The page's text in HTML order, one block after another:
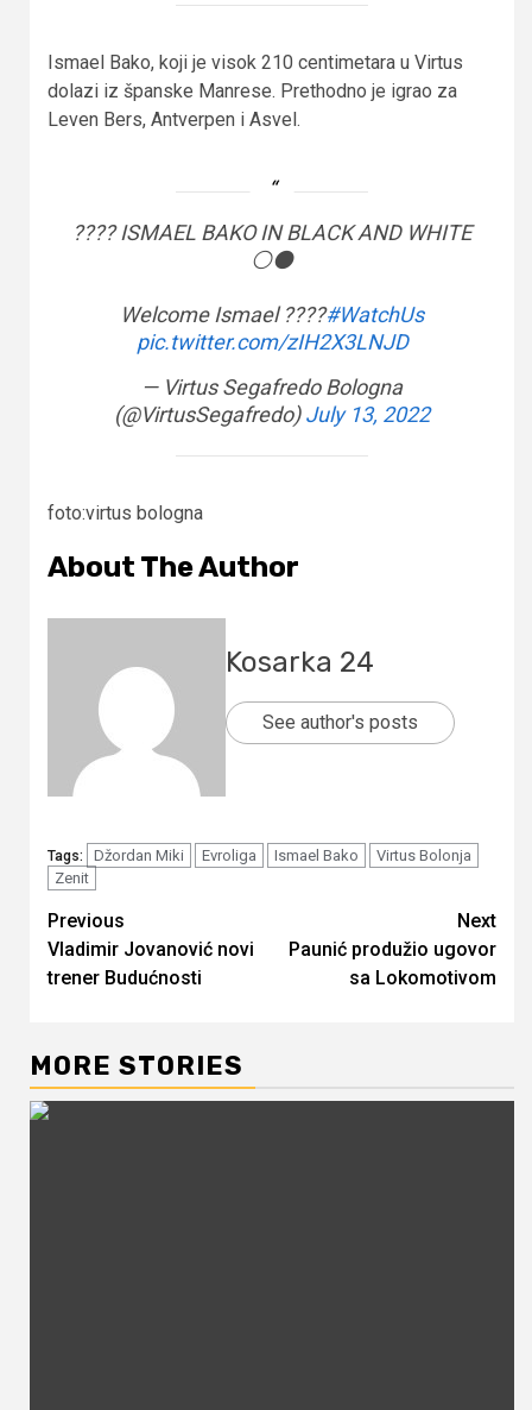
Ismael Bako, koji je visok 210 centimetara u Virtus
dolazi iz španske Manrese. Prethodno je igrao za
Leven Bers, Antverpen i Asvel.
???? ISMAEL BAKO IN BLACK AND WHITE
⚪️⚫️
Welcome Ismael ????#WatchUs
pic.twitter.com/zIH2X3LNJD
— Virtus Segafredo Bologna
(@VirtusSegafredo)July 13, 2022
foto:virtus bologna
About The Author
Kosarka 24
See author's posts
Tags: Džordan Miki Evroliga Ismael Bako
Virtus Bolonja
Zenit
Continue
Reading
Previous
Vladimir Jovanović novi
trener Budućnosti
Next
Paunić produžio ugovor
sa Lokomotivom
MORE STORIES